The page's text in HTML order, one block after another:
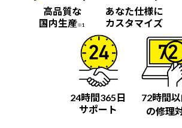
高品質な
国内生産※1
あなた仕様に
カスタマイズ
24時間365日
サポート
72時間以
の修理